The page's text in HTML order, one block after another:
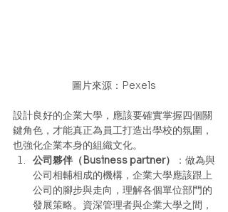
圖片來源：Pexels
設計良好的企業大學，應該要確實掌握四個關
鍵角色，才能真正為員工打造出學校的氛圍，
也強化企業本身的組織文化。
公司夥伴（Business partner）
：做為與
公司相輔相成的機構，企業大學應該跟上
公司的腳步與走向，理解各個單位部門的
發展策略。資深管理者與企業大學之間，